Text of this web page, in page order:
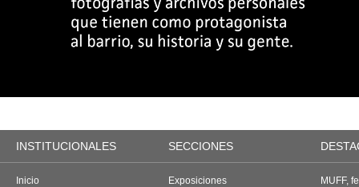
INSTITUCIONALES SECCIONES
Inicio
Exposiciones
MUFF,